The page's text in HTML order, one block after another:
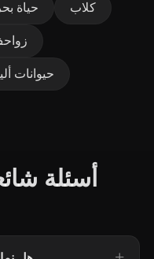
حياة كلاب
حيوانات
أسئلة